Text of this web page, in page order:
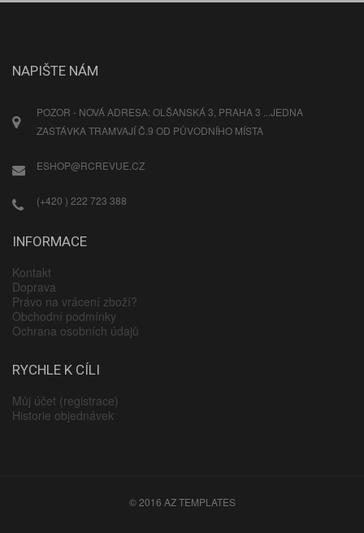
NAPIŠTE NÁM
POZOR - NOVÁ ADRESA: OLŠANSKÁ 3, PRAHA 3 ...JEDNA
ZASTÁVKA TRAMVAJÍ Č.9 OD PŮVODNÍHO MÍSTA
ESHOP@RCREVUE.CZ
(+420 ) 222 723 388
INFORMACE
Kontakt
Doprava
Právo na vrácení zboží?
Obchodní podmínky
Ochrana osobních údajů
RYCHLE K CÍLI
Můj účet (registrace)
Historie objednávek
© 2016 AZ TEMPLATES